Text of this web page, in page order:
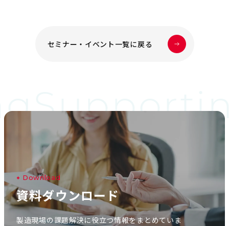
セミナー・イベント一覧に戻る
Download
資料ダウンロー ド
製造現場の課題解決に役立つ情報をまとめていま